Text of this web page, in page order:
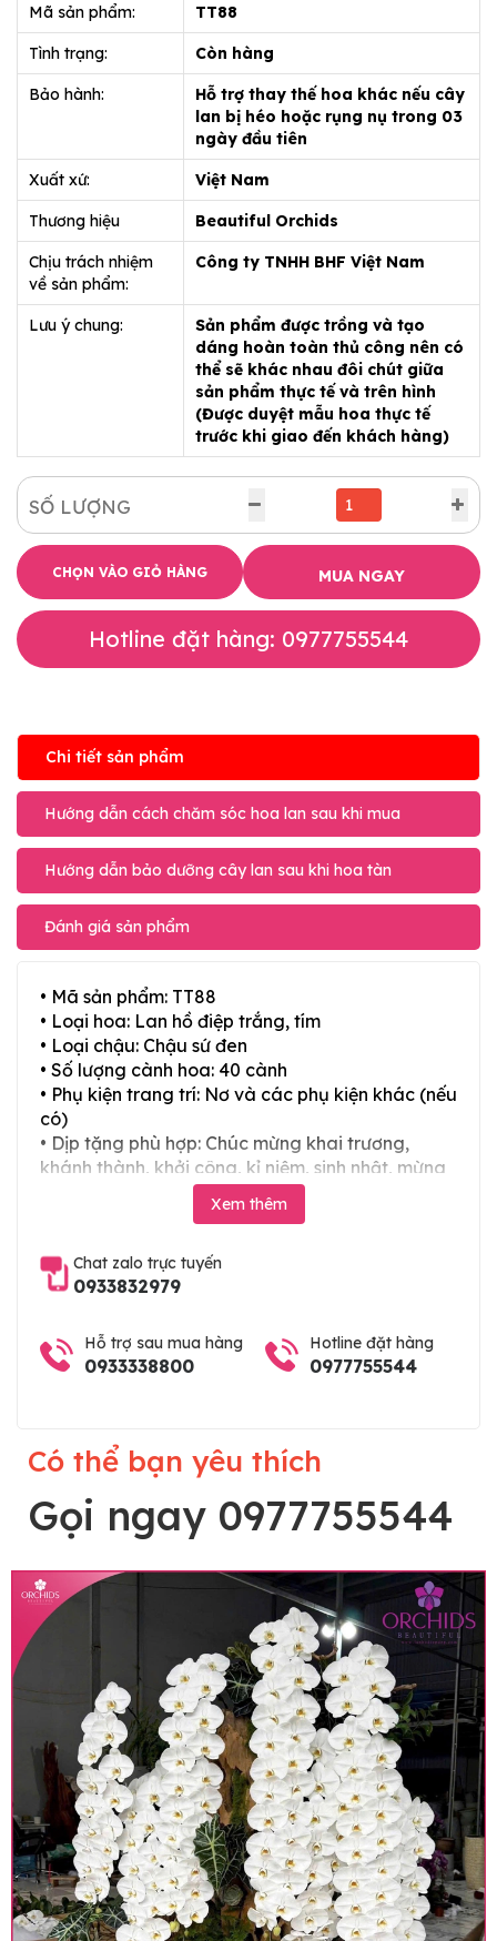
Mã sản phẩm: TT88
Tình trạng: Còn hàng
Bảo hành:
Hỗ trợ thay thế hoa khác nếu cây
lan bị héo hoặc rụng nụ trong 03
ngày đầu tiên
Xuất xứ: Việt Nam
Thương hiệu Beautiful Orchids
Chịu trách nhiệm
về sản phẩm:
Công ty TNHH BHF Việt Nam
Lưu ý chung:
Sản phẩm được trồng và tạo
dáng hoàn toàn thủ công nên có
thể sẽ khác nhau đôi chút giữa
sản phẩm thực tế và trên hình
(Được duyệt mẫu hoa thực tế
trước khi giao đến khách hàng)
SỐ LƯỢNG
CHỌN VÀO GIỎ HÀNG MUA NGAY
Hotline đặt hàng: 0977755544
Chi tiết sản phẩm
Hướng dẫn cách chăm sóc hoa lan sau khi mua
Hướng dẫn bảo dưỡng cây lan sau khi hoa tàn
Đánh giá sản phẩm
• Mã sản phẩm: TT88
• Loại hoa: Lan hồ điệp trắng, tím
• Loại chậu: Chậu sứ đen
• Số lượng cành hoa: 40 cành
• Phụ kiện trang trí: Nơ và các phụ kiện khác (nếu
có)
• Dịp tặng phù hợp: Chúc mừng khai trương,
khánh thành, khởi công, kỉ niệm, sinh nhật, mừng
thọ, mừng cưới, tân gia và các ngày lễ tết trong
Lưu ý trước khi đặt hàng
• Về cây hoa: Một chậu hoa lan hồ điệp đẹp và
hoàn chỉnh sẽ được phối ghép từ nhiều cây hoa
và tạo dáng hoàn toàn thủ công nên có thể sẽ
khác nhau đôi chút giữa sản phẩm thực tế và
Xem thêm
Chat zalo trực tuyến
0933832979
Hỗ trợ sau mua hàng
0933338800
Hotline đặt hàng
0977755544
Có thể bạn yêu thích
Gọi ngay 0977755544